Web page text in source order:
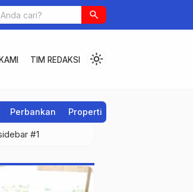
search
TIM REDAKSI light_mode
Perbankan Properti